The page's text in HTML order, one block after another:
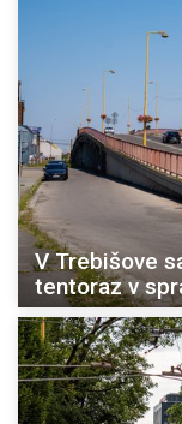
V Trebišove
tentoraz v